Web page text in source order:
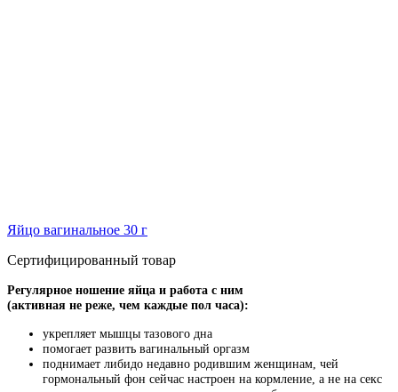
Яйцо вагинальное 30 г
Сертифицированный товар
Регулярное ношение яйца и работа с ним
(активная не реже, чем каждые пол часа):
укрепляет мышцы тазового дна
помогает развить вагинальный оргазм
поднимает либидо недавно родившим женщинам, чей
гормональный фон сейчас настроен на кормление, а не на секс